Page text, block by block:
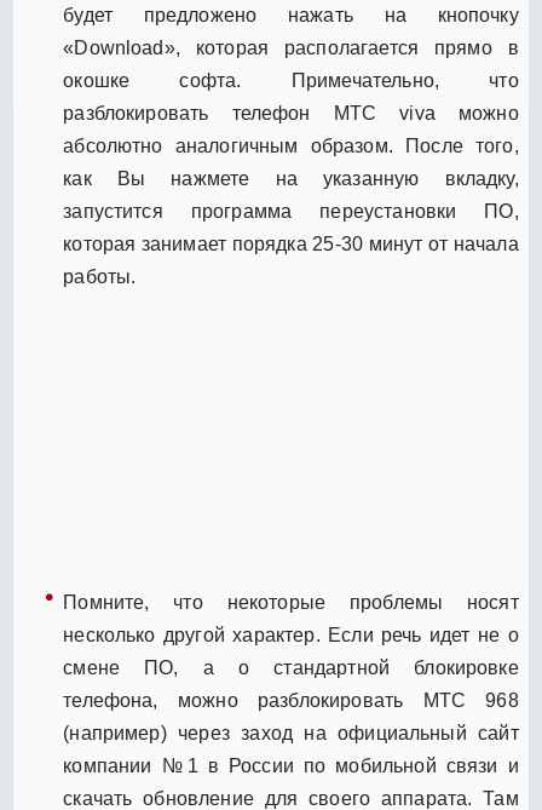
будет предложено нажать на кнопочку
«Download», которая располагается прямо в
окошке софта. Примечательно, что
разблокировать телефон МТС viva можно
абсолютно аналогичным образом. После того,
как Вы нажмете на указанную вкладку,
запустится программа переустановки ПО,
которая занимает порядка 25-30 минут от начала
работы.
Помните, что некоторые проблемы носят
несколько другой характер. Если речь идет не о
смене ПО, а о стандартной блокировке
телефона, можно разблокировать МТС 968
(например) через заход на официальный сайт
компании №1 в России по мобильной связи и
скачать обновление для своего аппарата. Там